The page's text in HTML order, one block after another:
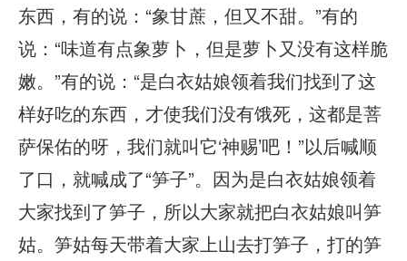
东西，有的说：“象甘蔗，但又不甜。”有的
说：“味道有点象萝卜，但是萝卜又没有这样脆
嫩。”有的说：“是白衣姑娘领着我们找到了这
样好吃的东西，才使我们没有饿死，这都是菩
萨保佑的呀，我们就叫它‘神赐’吧！”以后喊顺
了口，就喊成了“笋子”。因为是白衣姑娘领着
大家找到了笋子，所以大家就把白衣姑娘叫笋
姑。笋姑每天带着大家上山去打笋子，打的笋